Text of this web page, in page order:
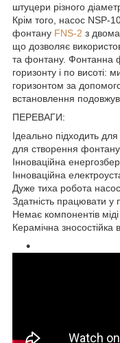
штуцери різного
Крім того, насос
фонтану FNS-2 з
що дозволяє
та фонтану. Фонтанна
горизонту і по висоті:
горизонтом за
встановлення
ПЕРЕВАГИ:
Ідеально підходить
для створення фонтану.
Інноваційна
Інноваційна
Дуже тиха робота
Здатність працювати у
Немає компонентів міді
Керамічна зносостійка